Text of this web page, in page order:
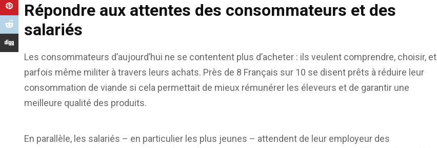
Répondre aux attentes des consommateurs et des
salariés
Les consommateurs d’aujourd’hui ne se contentent plus d’acheter : ils veulent comprendre, choisir, et
parfois même militer à travers leurs achats. Près de 8 Français sur 10 se disent prêts à réduire leur
consommation de viande si cela permettait de mieux rémunérer les éleveurs et de garantir une
meilleure qualité des produits.
En parallèle, les salariés – en particulier les plus jeunes – attendent de leur employeur des